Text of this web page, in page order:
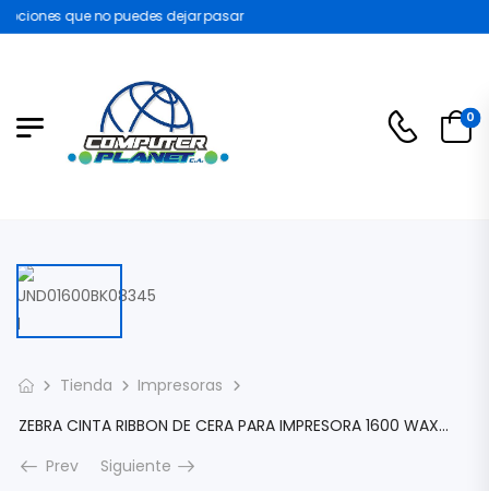
que no puedes dejar pasar
0
Tienda
Impresoras
ZEBRA CINTA RIBBON DE CERA PARA IMPRESORA 1600 WAX 83MMX 450M UNIDAD UND01600BK08345
Prev
Siguiente